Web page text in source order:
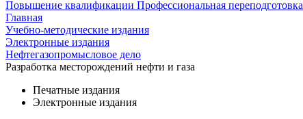
Повышение квалификации Профессиональная переподготовка
Главная
Учебно-методические издания
Электронные издания
Нефтегазопромысловое дело
Разработка месторождений нефти и газа
Печатные издания
Электронные издания